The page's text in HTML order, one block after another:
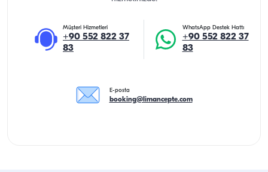
Müşteri Hizmetleri
+90 552 822 37
83
WhatsApp Destek Hattı
+90 552 822 37
83
E-posta
booking@limancepte.com